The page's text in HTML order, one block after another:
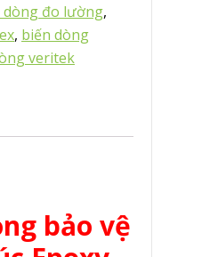
dòng đo lường,
, biến dòng
veritek
bảo vệ